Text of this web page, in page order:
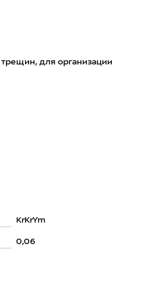
для организации
KrKrYm
0,06